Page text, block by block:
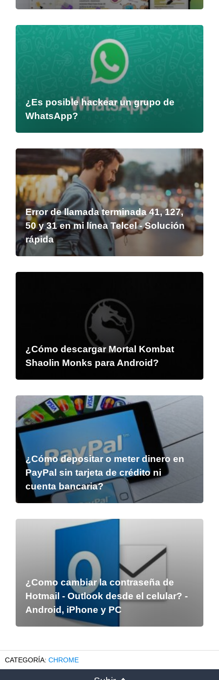
¿Es posible hackear un grupo de
WhatsApp?
Error de llamada terminada 41, 127,
50 y 31 en mi línea Telcel - Solución
rápida
¿Cómo descargar Mortal Kombat
Shaolin Monks para Android?
¿Cómo depositar o meter dinero en
PayPal sin tarjeta de crédito ni
cuenta bancaria?
¿Como cambiar la contraseña de
Hotmail - Outlook desde el celular? -
Android, iPhone y PC
CHROME